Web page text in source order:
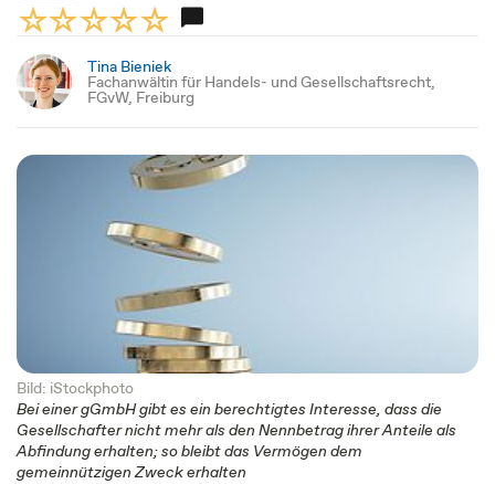
Tina Bieniek
Fachanwältin für Handels- und Gesellschaftsrecht,
FGvW, Freiburg
Bild: iStockphoto
Bei einer gGmbH gibt es ein berechtigtes Interesse, dass die
Gesellschafter nicht mehr als den Nennbetrag ihrer Anteile als
Abfindung erhalten; so bleibt das Vermögen dem
gemeinnützigen Zweck erhalten